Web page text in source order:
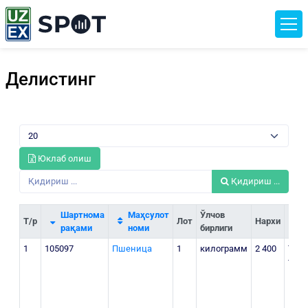
Делистинг
Юклаб олиш
Қидириш ...
Т/р
Шартнома
рақами
Маҳсулот
номи
Лот
Ўлчов
бирлиги
Нархи
1 105097 Пшеница 1 килограмм 2 400